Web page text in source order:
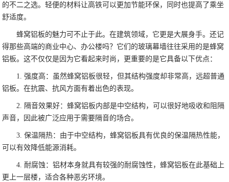
的不二之选。轻便的材料让高铁可以更加节能环保，同时也提高了乘坐
舒适度。
蜂窝铝板的魅力可不止于此。在建筑领域，它更是大展身手。还记
得那些高端的商业中心、办公楼吗？它们的玻璃幕墙往往采用的是蜂窝
铝板。这不仅仅是因为它看起来时尚，更重要的是它具备以下优点：
1. 强度高：虽然蜂窝铝板很轻，但其结构强度却非常高，远超普通
铝板。在抗震、抗风方面有着出色的表现。
2. 隔音效果好：蜂窝铝板内部是中空结构，可以很好地吸收和阻隔
声音，因此被广泛应用于需要隔音的场合。
3. 保温隔热：由于中空结构，蜂窝铝板具有优良的保温隔热性能，
可以有效降低能源消耗。
4. 耐腐蚀：铝材本身就具有较强的耐腐蚀性，蜂窝铝板在此基础上
更上一层楼，适合各种恶劣环境。